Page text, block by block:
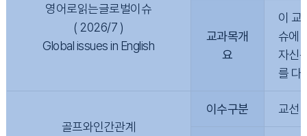
영어로읽는글로벌이슈
( 2026/7 )
Global issues in English
교과목개
요
이 교
슈에
자신
를 다
골프와인간관계
이수구분 교선